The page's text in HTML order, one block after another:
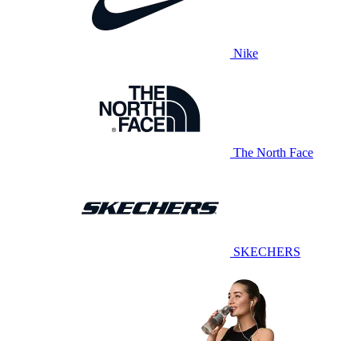
Nike
The North Face
SKECHERS